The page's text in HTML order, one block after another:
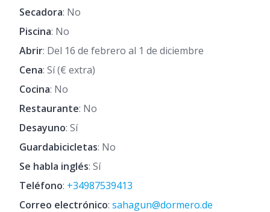
Secadora: No
Piscina: No
Abrir: Del 16 de febrero al 1 de diciembre
Cena: Sí (€ extra)
Cocina: No
Restaurante: No
Desayuno: Sí
Guardabicicletas: No
Se habla inglés: Sí
Teléfono: +34987539413
Correo electrónico: sahagun@dormero.de